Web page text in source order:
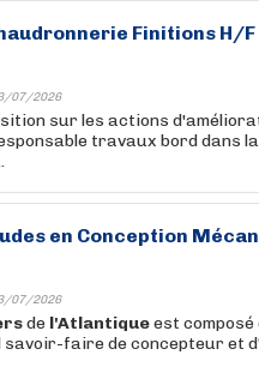
Finitions H/F
07/2026
sur les actions
travaux bord dans
en Conception
07/2026
de l'Atlantiqueest
savoir-faire de concepteur et